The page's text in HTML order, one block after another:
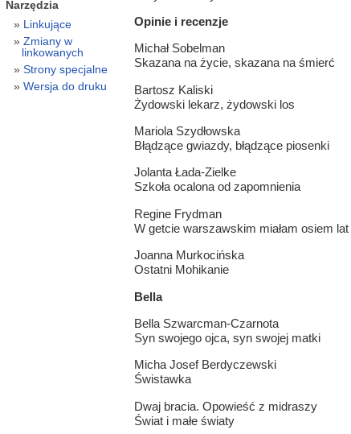
Opinie i recenzje
Michał Sobelman
Skazana na życie, skazana na śmierć
Bartosz Kaliski
Żydowski lekarz, żydowski los
Mariola Szydłowska
Błądzące gwiazdy, błądzące piosenki
Jolanta Łada-Zielke
Szkoła ocalona od zapomnienia
Regine Frydman
W getcie warszawskim miałam osiem lat
Joanna Murkocińska
Ostatni Mohikanie
Bella
Bella Szwarcman-Czarnota
Syn swojego ojca, syn swojej matki
Micha Josef Berdyczewski
Świstawka
Dwaj bracia. Opowieść z midraszy
Świat i małe światy
Narzędzia
Linkujące
Zmiany w
linkowanych
Strony specjalne
Wersja do druku